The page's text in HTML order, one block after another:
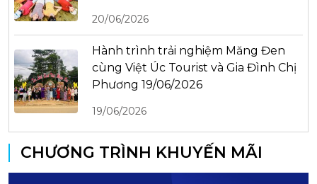
20/06/2026
Hành trình trải nghiệm Măng Đen
cùng Việt Úc Tourist và Gia Đình Chị
Phương 19/06/2026
19/06/2026
CHƯƠNG TRÌNH KHUYẾN MÃI